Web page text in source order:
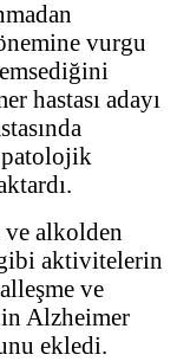
vurgu
hastası adayı
patolojik
ve alkolden
aktivitelerin
ve
Alzheimer
ekledi.